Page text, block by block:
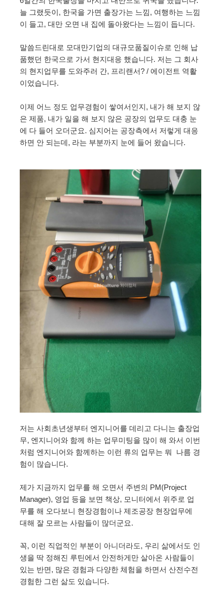
늘 그랬듯이, 한국을 가면 출장가는 느낌, 여행하는 느낌
이 들고, 대만 오면 내 집에 돌아왔다는 느낌이 듭니다.
말씀드린대로 모대만기업의 대규모품질이슈로 인해 납
품했던 한국으로 가서 현지대응 했습니다. 저는 그 회사
의 현지업무를 도와주러 간, 프리랜서? / 에이전트 역활
이었습니다.
이제 어느 정도 업무경험이 쌓여서인지, 내가 해 보지 않
은 제품, 내가 일을 해 보지 않은 공장의 업무도 대충 눈
에 다 들어 오더군요. 심지어는 공장측에서 저렇게 대응
하면 안 되는데, 라는 부분까지 눈에 들어 왔습니다.
저는 사회초년생부터 엔지니어를 데리고 다니는 출장업
무, 엔지니어와 함께 하는 업무미팅을 많이 해 와서 이번
처럼 엔지니어와 함께하는 이런 류의 업무는 뭐 나름 경
험이 많습니다.
제가 지금까지 업무를 해 오면서 주변의 PM(Project
Manager), 영업 등을 보면 책상, 모니터에서 위주로 업
무를 해 오다보니 현장경험이나 제조공장 현장업무에
대해 잘 모르는 사람들이 많더군요.
꼭, 이런 직업적인 부분이 아니더라도, 우리 삶에서도 인
생을 딱 정해진 루틴에서 안전하게만 살아온 사람들이
있는 반면, 많은 경험과 다양한 체험을 하면서 산전수전
경험한 그런 삶도 있습니다.